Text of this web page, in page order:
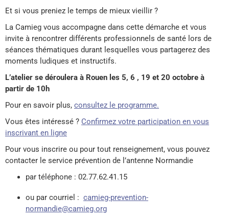
Et si vous preniez le temps de mieux vieillir ?
La Camieg vous accompagne dans cette démarche et vous
invite à rencontrer différents professionnels de santé lors de
séances thématiques durant lesquelles vous partagerez des
moments ludiques et instructifs.
L’atelier se déroulera à Rouen les 5, 6 , 19 et 20 octobre à
partir de 10h
Pour en savoir plus, consultez le programme.
Vous êtes intéressé ? Confirmez votre participation en vous
inscrivant en ligne
Pour vous inscrire ou pour tout renseignement, vous pouvez
contacter le service prévention de l’antenne Normandie
par téléphone : 02.77.62.41.15
ou par courriel : camieg-prevention-
normandie@camieg.org